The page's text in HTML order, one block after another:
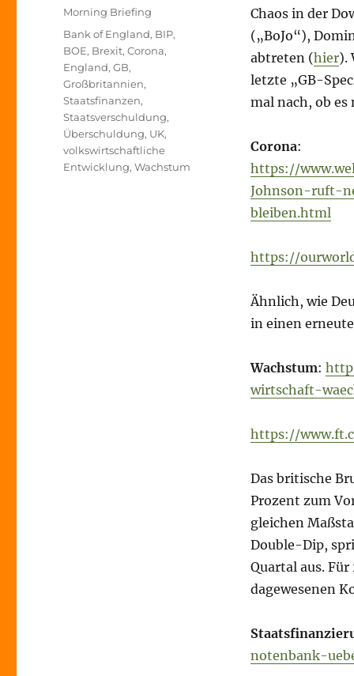
Chaos in der
(„BoJo“),
abtreten (hier).
letzte „GB-
mal nach, ob
Corona:
https://
Johnson-ruft-
bleiben.html
https://
Ähnlich, wie
in einen
Wachstum:
wirtschaft-
https://
Das britische
Prozent zum
gleichen
Double-Dip,
Quartal aus.
dagewesenen
notenbank-
Kategorien
Morning Briefing
Schlagwörter
Bank of England, BIP,
BOE, Brexit,Corona,
England,GB,
Großbritannien,
Staatsfinanzen,
Staatsverschuldung,
Überschuldung, UK,
volkswirtschaftliche
Entwicklung,Wachstum